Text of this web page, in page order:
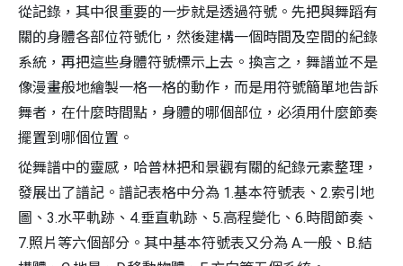
從記錄，其中很重要的一步就是透過符號。先把與舞蹈有
關的身體各部位符號化，然後建構一個時間及空間的紀錄
系統，再把這些身體符號標示上去。換言之，舞譜並不是
像漫畫般地繪製一格一格的動作，而是用符號簡單地告訴
舞者，在什麼時間點，身體的哪個部位，必須用什麼節奏
擺置到哪個位置。
從舞譜中的靈感，哈普林把和景觀有關的紀錄元素整理，
發展出了譜記。譜記表格中分為 1.基本符號表、2.索引地
圖、3.水平軌跡、4.垂直軌跡、5.高程變化、6.時間節奏、
7.照片等六個部分。其中基本符號表又分為 A.一般、B.結